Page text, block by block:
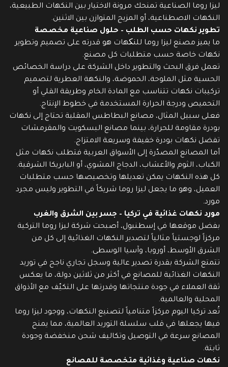
ليزا روما الصناعية تمنحك مرونة الاختيار بين النكهات الطبيعية،
النكهات الاصطناعية، أو المزيج المتوازن بين الاثنين.
تطوير نكهات حسب الطلب – حلول صناعية مخصصة
ما يميز مصنع ليزا روما للنکهات هو قدرته على تصميم وتطوير
نكهات خاصة حسب متطلبات كل مصنع.
تعمل فرق البحث والتطوير داخل الشركة على دراسة الخصائص
الحسية مثل الملوحة، الحموضة، والنكهة العطرية لتصميم
تركيبات نكهات تتناسب مع المادة الخام وطريقة القلي أو
التحميص ودرجة الحرارة المستخدمة في خطوط الإنتاج.
فعلى سبيل المثال، مصانع البطاطس المقلية تحتاج إلى نكهات
بودرة مقاومة للحرارة، بينما مصانع البسكويت والمقرمشات
تفضل نكهات بودرة خفيفة وسريعة الامتزاج.
أما المصانع المصدّرة إلى الأسواق العربية فتطلب نكهات مثل
الكباب، الثوم والأعشاب، الدجاج المشوي، أو البابريكا الشرقية.
كل هذه النكهات يمكن تعديلها وتخصيصها حسب متطلبات
العميل، وهو ما يجعل ليزا روما شريكاً في التطوير وليس مجرد
مورد.
مورد نكهات غذائية في تركيا – جسر بين الشرق والغرب
بفضل موقعها في إسطنبول، أصبحت شركة ليزا روما التركية
مركزاً لوجستياً مثالياً لتصدير النكهات الغذائية إلى كل من
الشرق الأوسط، أوروبا، وآسيا الوسطى.
تتمتع الشركة بقدرة تصدير عالية وسجل تجاري ناجح في توريد
النكهات الغذائية للمصانع في أكثر من ثلاثين دولة، ما يعكس
ثقة العملاء في جودة منتجاتها وقدرتها على التكيّف مع الأذواق
المحلية والعالمية.
تُعد تركيا اليوم مركزاً متنامياً لتصنيع النكهات، ووجود ليزا روما
فيها يجعلها في قلب سلسلة التوريد العالمية، مما يمنح
المصانع سرعة في التوصيل وتكاليف شحن منخفضة وجودة
ثابتة.
نكهات صناعية وغذائية متخصصة للمصانع